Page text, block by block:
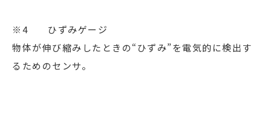
※4 ひずみゲージ
物体が伸び縮みしたときの“ひずみ”を電気的に検出す
るためのセンサ。